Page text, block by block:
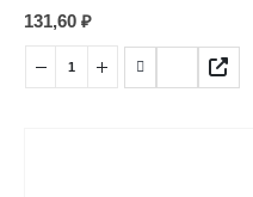
обработки кромок, сварных швов деталей и конструкций из
различных марок сталей,
пластиков.
*Лепестковая структура
131,60 ₽